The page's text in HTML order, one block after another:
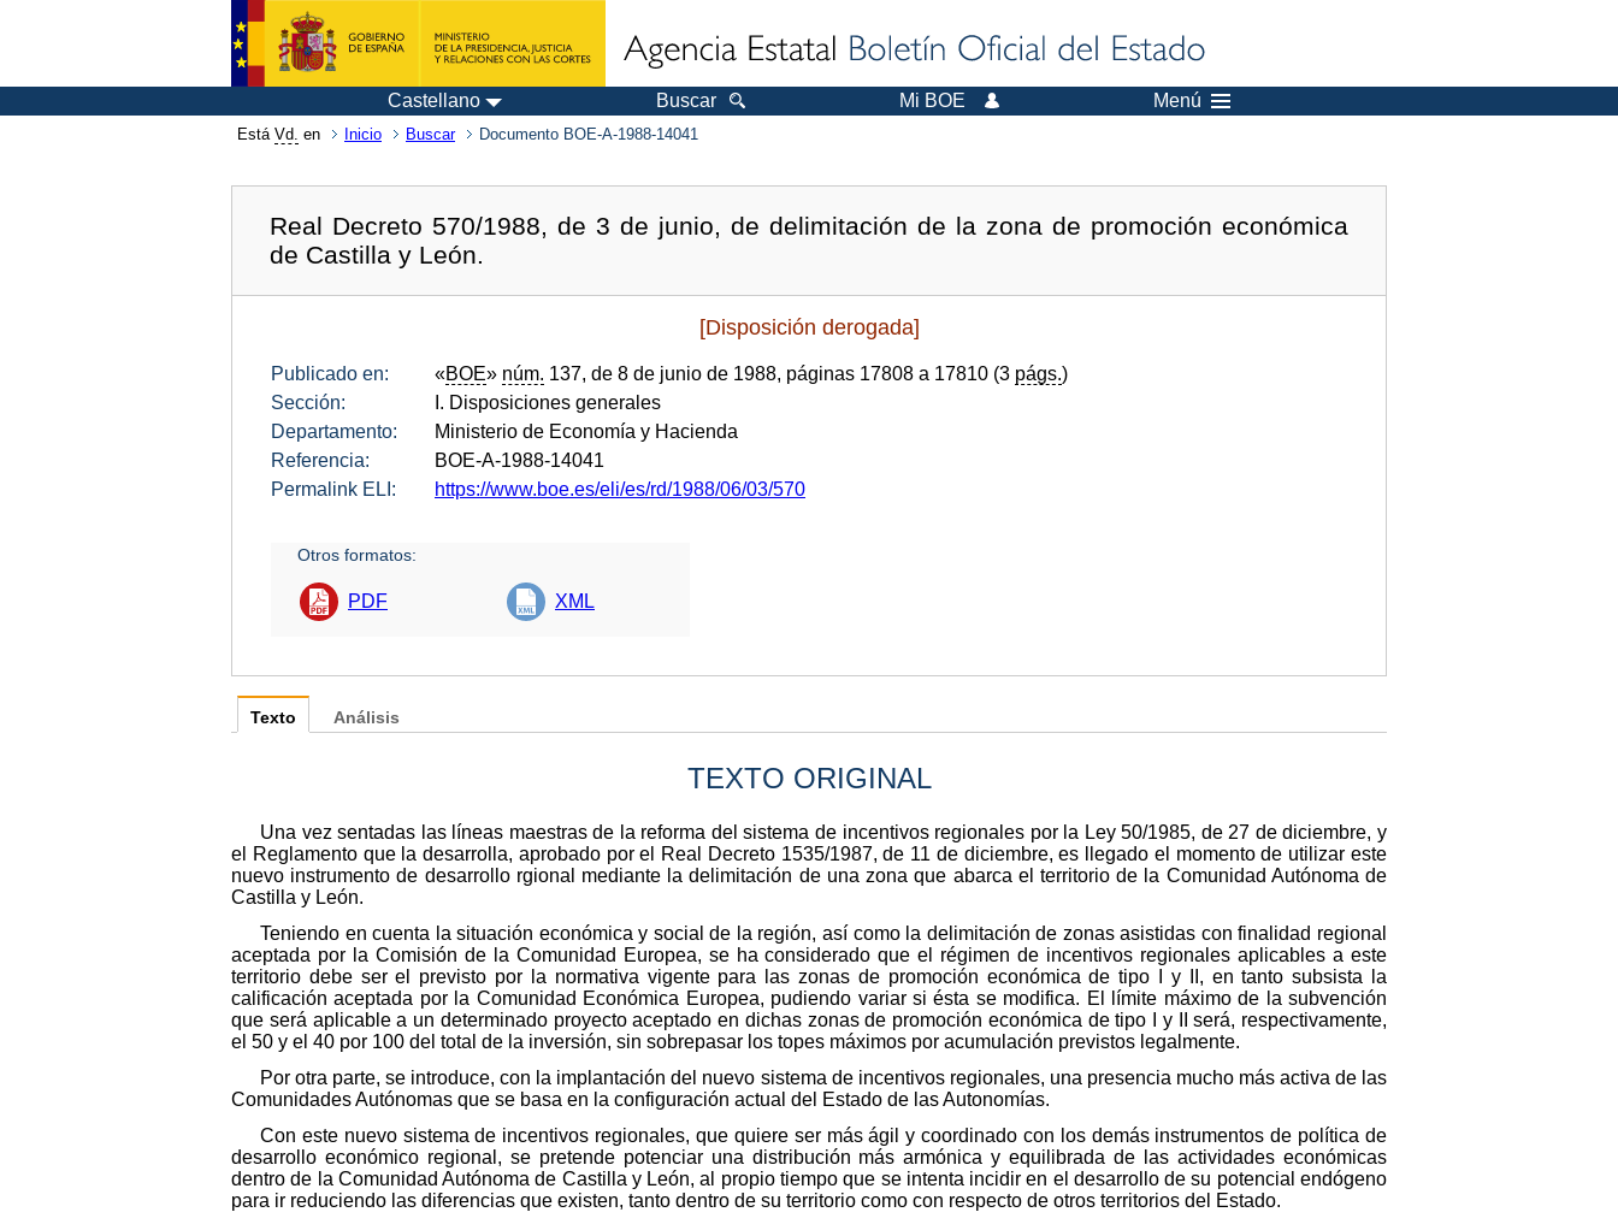
Castellano Buscar Mi BOE Menú
Está Vd. en Inicio Buscar Documento BOE-A-1988-14041
Real Decreto 570/1988, de 3 de junio, de delimitación de la zona de promoción económica
de Castilla y León.
[Disposición derogada]
Publicado en: «BOE» núm. 137, de 8 de junio de 1988, páginas 17808 a 17810 (3 págs.)
Sección:
I. Disposiciones generales
Departamento:
Ministerio de Economía y Hacienda
Referencia:
BOE-A-1988-14041
Permalink ELI:
https://www.boe.es/eli/es/rd/1988/06/03/570
Otros formatos:
PDF XML
Texto
TEXTO ORIGINAL
Una vez sentadas las líneas maestras de la reforma del sistema de incentivos regionales por la Ley 50/1985, de 27 de diciembre, y
el Reglamento que la desarrolla, aprobado por el Real Decreto 1535/1987, de 11 de diciembre, es llegado el momento de utilizar este
nuevo instrumento de desarrollo rgional mediante la delimitación de una zona que abarca el territorio de la Comunidad Autónoma de
Castilla y León.
Teniendo en cuenta la situación económica y social de la región, así como la delimitación de zonas asistidas con finalidad regional
aceptada por la Comisión de la Comunidad Europea, se ha considerado que el régimen de incentivos regionales aplicables a este
territorio debe ser el previsto por la normativa vigente para las zonas de promoción económica de tipo I y II, en tanto subsista la
calificación aceptada por la Comunidad Económica Europea, pudiendo variar si ésta se modifica. El límite máximo de la subvención
que será aplicable a un determinado proyecto aceptado en dichas zonas de promoción económica de tipo I y II será, respectivamente,
el 50 y el 40 por 100 del total de la inversión, sin sobrepasar los topes máximos por acumulación previstos legalmente.
Por otra parte, se introduce, con la implantación del nuevo sistema de incentivos regionales, una presencia mucho más activa de las
Comunidades Autónomas que se basa en la configuración actual del Estado de las Autonomías.
Con este nuevo sistema de incentivos regionales, que quiere ser más ágil y coordinado con los demás instrumentos de política de
desarrollo económico regional, se pretende potenciar una distribución más armónica y equilibrada de las actividades económicas
dentro de la Comunidad Autónoma de Castilla y León, al propio tiempo que se intenta incidir en el desarrollo de su potencial endógeno
para ir reduciendo las diferencias que existen, tanto dentro de su territorio como con respecto de otros territorios del Estado.
Análisis